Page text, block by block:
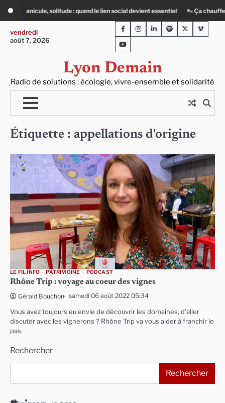
content
: quand le lien social devient essentiel « Ça chauffe » : des acteurs du
vendredi
août 7, 2026
Lyon Demain
Radio de solutions : écologie, vivre-ensemble et solidarité
FacebookInstagram
LinkedInSpotifyTwitterViméo
Youtube
Étiquette : appellations d'origine
LE FIL INFO PATRIMOINE PODCAST
Rhône Trip : voyage au coeur des vignes
Gérald Bouchon samedi 06 août 2022 05:34
Vous avez toujours eu envie de découvrir les domaines, d’aller
discuter avec les vignerons ? Rhône Trip va vous aider à franchir le
pas.
Rechercher
Rechercher